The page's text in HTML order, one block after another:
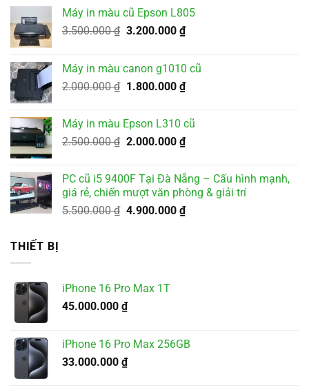
Máy in màu cũ Epson L805
3.500.000₫ Giá
3.500.000 ₫.
3.200.000 ₫Giá
là:
3.200.000 ₫.
Máy in màu canon g1010 cũ
2.000.000₫ Giá
2.000.000 ₫.
1.800.000 ₫Giá
là:
1.800.000 ₫.
Máy in màu Epson L310 cũ
2.500.000₫ Giá
2.500.000 ₫.
2.000.000 ₫Giá
tại
là:
2.000.000 ₫.
PC cũ i5 9400F Tại Đà Nẵng – Cấu hình mạnh,
giá rẻ, chiến mượt văn phòng & giải trí
5.500.000₫ Giá
4.900.000 ₫Giá
THIẾT BỊ
iPhone 16 Pro Max 1T
45.000.000 ₫
iPhone 16 Pro Max 256GB
33.000.000 ₫